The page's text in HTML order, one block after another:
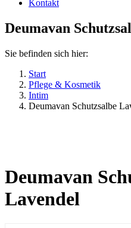
Kontakt
Deumavan
Sie befinden sich hier:
Start
Pflege & Kosmetik
Intim
Deumavan Schutzsalbe
Deumavan
Lavendel